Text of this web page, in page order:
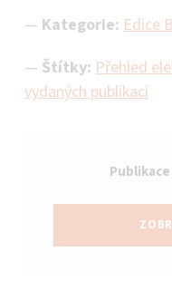
Kategorie: Edice
Štítky: Přehled
vydaných publikací